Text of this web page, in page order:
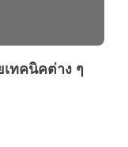
ทคนิคต่าง ๆ